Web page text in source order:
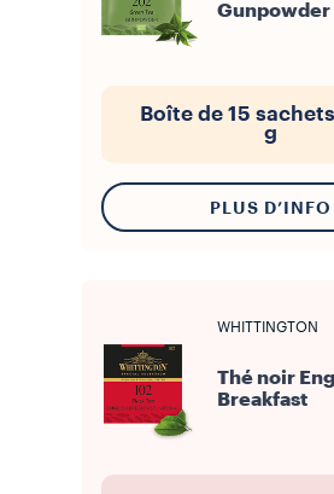
Gunpowder
Boîte de 15
g
PLUS D’INFO
WHITTINGTON
Thé noir
Breakfast